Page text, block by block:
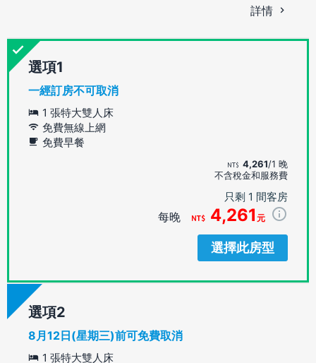
詳情
選項
一經訂房不可取消
1 張特大雙人床
免費無線上網
免費早餐
4,261/1 晚
不含稅金和服務費
只剩 1 間客房
每晚 4,261 元
選擇此房型
選項
8月12日(星期三)前可免費取消
1 張特大雙人床